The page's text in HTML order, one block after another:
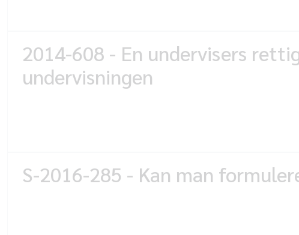
2014-608 - En undervisers
undervisningen
S-2016-285 - Kan man